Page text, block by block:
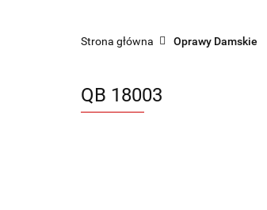
Strona główna Oprawy Damskie
QB 18003